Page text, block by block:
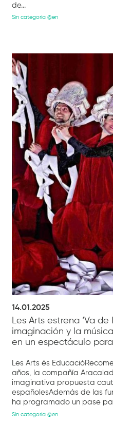
de...
Sin categoría @en
14.01.2025
Les Arts estrena ‘Va de
imaginación y la
en un espectáculo
Les Arts és
años, la compañía
imaginativa propuesta
españolesAdemás de las
ha programado un pase
Sin categoría @en